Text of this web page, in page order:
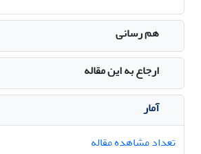
هم رسانی
ارجاع به این مقاله
آمار
تعداد مشاهده مقاله